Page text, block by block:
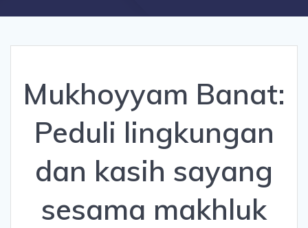
Mukhoyyam Banat:
Peduli lingkungan
dan kasih sayang
sesama makhluk